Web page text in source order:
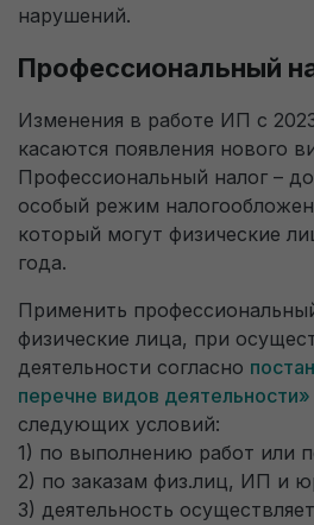
нарушений.
Профессиональный
Изменения в работе ИП с
касаются появления нового
Профессиональный налог –
особый режим
который могут физические
года.
Применить
физические лица, при
деятельности согласно
перечне видов деятельности»
следующих условий:
1) по выполнению работ или
2) по заказам физ.лиц, ИП и
3) деятельность